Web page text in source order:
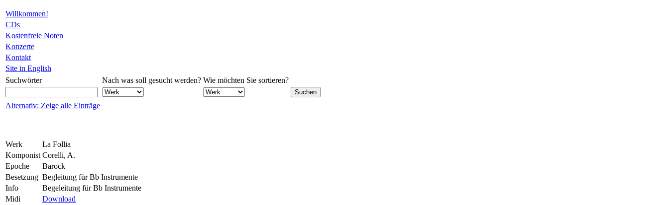
Willkommen!
CDs
Kostenfreie Noten
Konzerte
Kontakt
Site in English
Suchwörter
Nach was soll gesucht werden? Wie möchten Sie sortieren?
Alternativ: Zeige alle Einträge
Werk
La Follia
Komponist Corelli, A.
Epoche
Barock
Besetzung Begleitung für Bb Instrumente
Info
Begeleitung für Bb Instrumente
Midi
Download